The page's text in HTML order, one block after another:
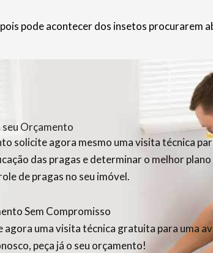
pode acontecer dos insetos procurarem
seu Orçamento
solicite agora mesmo uma visita técnica
das pragas e determinar o melhor plano
de pragas no seu imóvel.
Sem Compromisso
agora uma visita técnica gratuita para uma
peça já o seu orçamento!